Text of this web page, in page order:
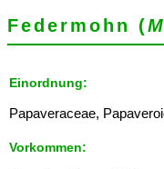
Federmohn (
Einordnung:
Papaveraceae,
Vorkommen: